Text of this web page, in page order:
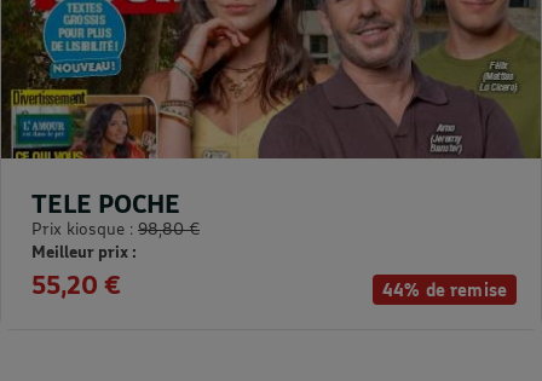
44% de remise
TELE POCHE
Prix kiosque : 98,80 €
Meilleur prix :
55,20 €